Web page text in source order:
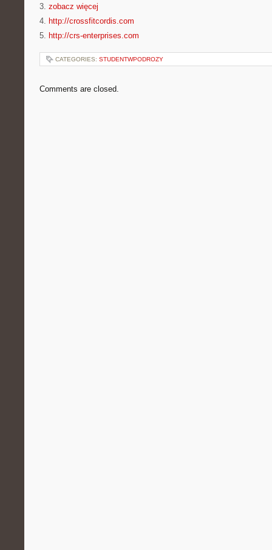
3. zobacz więcej
4. http://crossfitcordis.com
5. http://crs-enterprises.com
CATEGORIES: STUDENTWPODROZY
Comments are closed.